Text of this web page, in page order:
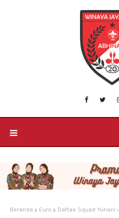
Beranda Euro Daftae Squad Yunani